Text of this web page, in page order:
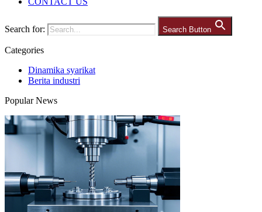
Search for: Search Button
Categories
Dinamika syarikat
Berita industri
Popular News